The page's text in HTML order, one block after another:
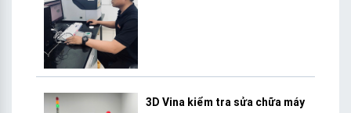
3D Vina kiểm tra sửa chữa máy